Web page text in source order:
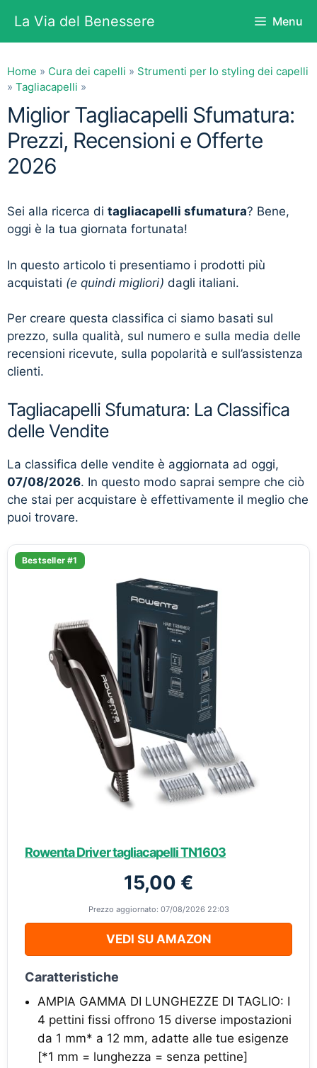
contenuto
La Via del Benessere Menu
Home » Cura dei capelli » Strumenti per lo styling dei capelli
» Tagliacapelli »
Miglior Tagliacapelli Sfumatura:
Prezzi, Recensioni e Offerte
2026
Sei alla ricerca di tagliacapelli sfumatura? Bene,
oggi è la tua giornata fortunata!
In questo articolo ti presentiamo i prodotti più
acquistati (e quindi migliori) dagli italiani.
Per creare questa classifica ci siamo basati sul
prezzo, sulla qualità, sul numero e sulla media delle
recensioni ricevute, sulla popolarità e sull’assistenza
clienti.
Tagliacapelli Sfumatura: La Classifica
delle Vendite
La classifica delle vendite è aggiornata ad oggi,
07/08/2026. In questo modo saprai sempre che ciò
che stai per acquistare è effettivamente il meglio che
puoi trovare.
Bestseller #1
Rowenta Driver tagliacapelli TN1603
15,00 €
Prezzo aggiornato: 07/08/2026 22:03
VEDI SU AMAZON
Caratteristiche
AMPIA GAMMA DI LUNGHEZZE DI TAGLIO: I
4 pettini fissi offrono 15 diverse impostazioni
da 1 mm* a 12 mm, adatte alle tue esigenze
[*1 mm = lunghezza = senza pettine]